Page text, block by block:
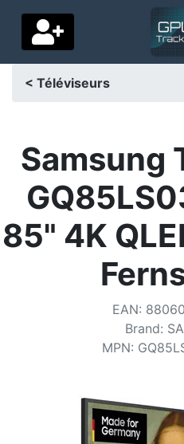
Pays de livraison
Accueil
Baisses de prix
Paramètres
Soutenez-nous
Contactez-nous
Catégories
< Téléviseurs
Samsung
85" 4K
EAN:
Brand:
MPN: